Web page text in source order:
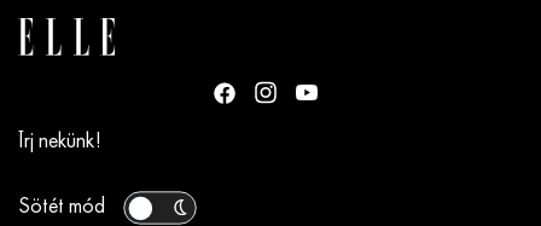
Írj nekünk!
Sötét mód